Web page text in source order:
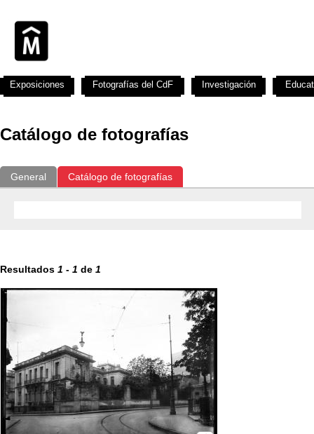
Catálogo de fotografías
General Catálogo de fotografías
Resultados 1 - 1 de 1
Exposiciones Fotografías del CdF Investigación